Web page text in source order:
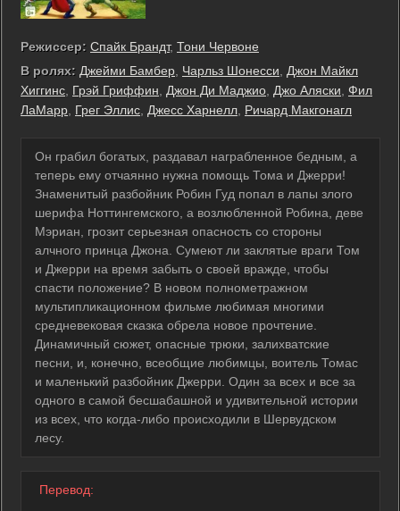
Режиссер: Спайк Брандт, Тони Червоне
В ролях: Джейми Бамбер, Чарльз Шонесси, Джон Майкл
Хиггинс, Грэй Гриффин, Джон Ди Маджио, Джо Аляски, Фил
ЛаМарр, Грег Эллис, Джесс Харнелл, Ричард Макгонагл
Он грабил богатых, раздавал награбленное бедным, а
теперь ему отчаянно нужна помощь Тома и Джерри!
Знаменитый разбойник Робин Гуд попал в лапы злого
шерифа Ноттингемского, а возлюбленной Робина, деве
Мэриан, грозит серьезная опасность со стороны
алчного принца Джона. Сумеют ли заклятые враги Том
и Джерри на время забыть о своей вражде, чтобы
спасти положение? В новом полнометражном
мультипликационном фильме любимая многими
средневековая сказка обрела новое прочтение.
Динамичный сюжет, опасные трюки, залихватские
песни, и, конечно, всеобщие любимцы, воитель Томас
и маленький разбойник Джерри. Один за всех и все за
одного в самой бесшабашной и удивительной истории
из всех, что когда-либо происходили в Шервудском
лесу.
Перевод: